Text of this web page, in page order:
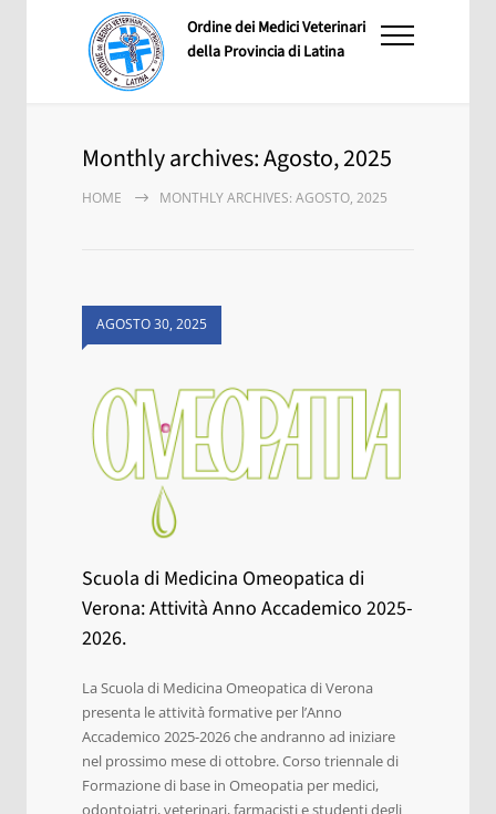
Ordine dei Medici Veterinari
della Provincia di Latina
Monthly archives: Agosto, 2025
HOME MONTHLY ARCHIVES: AGOSTO, 2025
AGOSTO 30, 2025
Scuola di Medicina Omeopatica di
Verona: Attività Anno Accademico 2025-
2026.
La Scuola di Medicina Omeopatica di Verona
presenta le attività formative per l’Anno
Accademico 2025-2026 che andranno ad iniziare
nel prossimo mese di ottobre. Corso triennale di
Formazione di base in Omeopatia per medici,
odontoiatri, veterinari, farmacisti e studenti degli